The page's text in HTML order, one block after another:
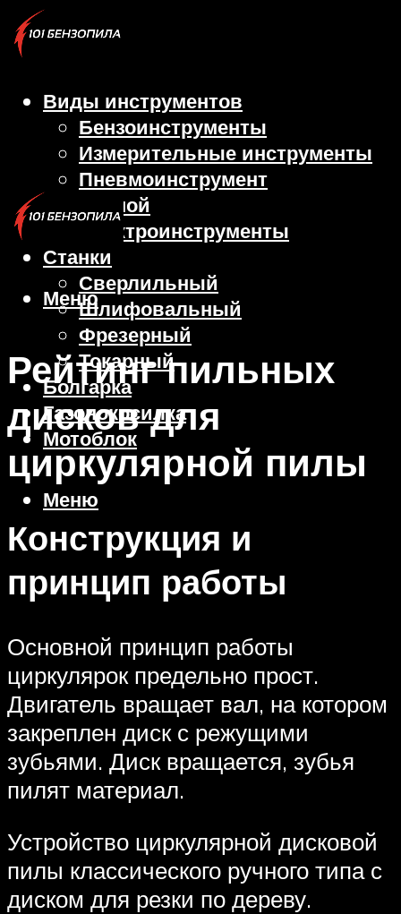
Виды инструментов
Бензоинструменты
Измерительные инструменты
Пневмоинструмент
Ручной
Электроинструменты
Станки
Сверлильный
Шлифовальный
Фрезерный
Токарный
Болгарка
Газонокосилка
Мотоблок
Меню
Меню
Рейтинг пильных
дисков для
циркулярной пилы
Конструкция и
принцип работы
Основной принцип работы
циркулярок предельно прост.
Двигатель вращает вал, на котором
закреплен диск с режущими
зубьями. Диск вращается, зубья
пилят материал.
Устройство циркулярной дисковой
пилы классического ручного типа с
диском для резки по дереву.